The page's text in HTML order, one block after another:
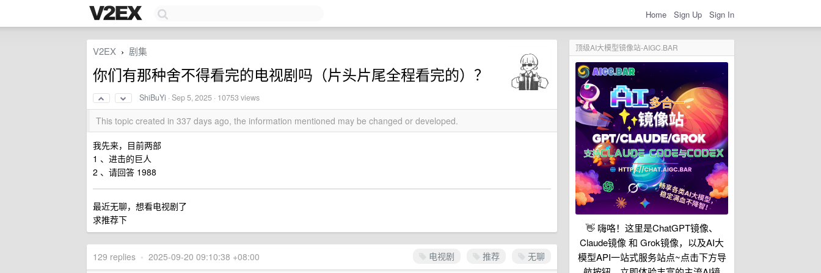
Home Sign Up Sign In
顶级AI大模型镜像站-AIGC.BAR
👋 嗨咯！这里是ChatGPT镜像、
Claude镜像 和 Grok镜像，以及AI大
模型API一站式服务站点~点击下方导
V2EX › 剧集
你们有那种舍不得看完的电视剧吗（片头片尾全程看完的）？
ShiBuYi ·Sep 5, 2025 · 10753 views
This topic created in 337 days ago, the information mentioned may be changed or developed.
我先来，目前两部
1 、进击的巨人
2 、请回答 1988
最近无聊，想看电视剧了
求推荐下
电视剧 推荐 无聊
129 replies • 2025-09-20 09:10:38 +08:00